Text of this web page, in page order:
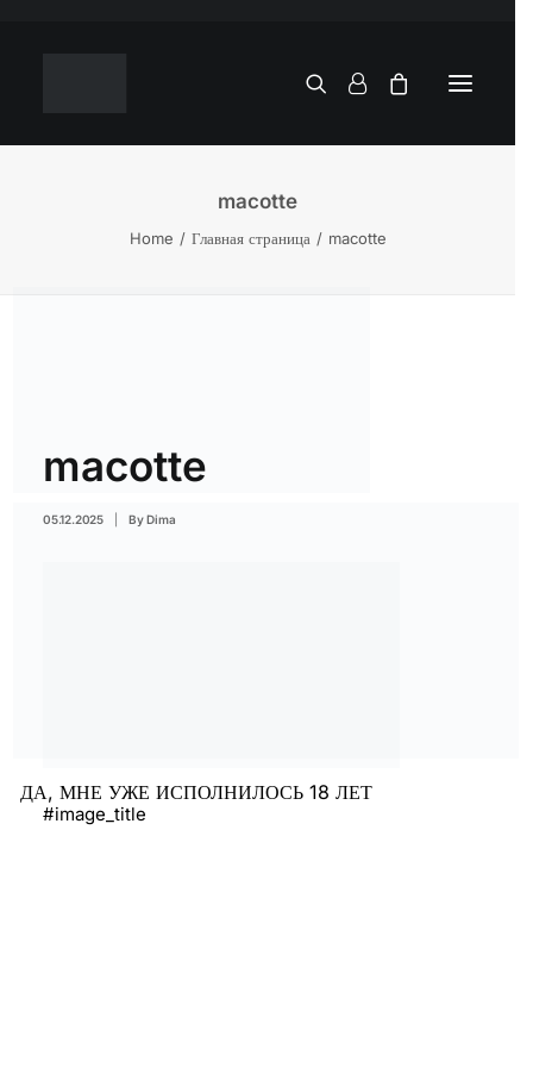
macotte
Home Главная страница macotte
macotte
05.12.2025 ByDima
#image_title
ДА, МНЕ УЖЕ ИСПОЛНИЛОСЬ 18 ЛЕТ